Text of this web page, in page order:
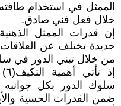
الممثل في استخدام
خلال فعل فني صادق.
إن قدرات الممثل
جديدة تختلف عن
من خلال تبني الدور في
سلوك الدور بكل جوانبه
ضمن القدرات الحسية